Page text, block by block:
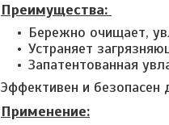
Преимущества:
Бережно очищает,
Устраняет
Запатентованная
Эффективен и безопасен
Применение: